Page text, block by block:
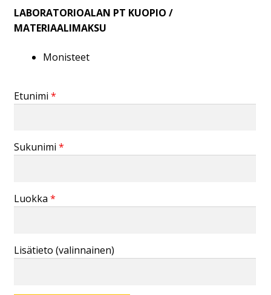
LABORATORIOALAN PT KUOPIO /
MATERIAALIMAKSU
Monisteet
Etunimi *
Sukunimi *
Luokka *
Lisätieto (valinnainen)